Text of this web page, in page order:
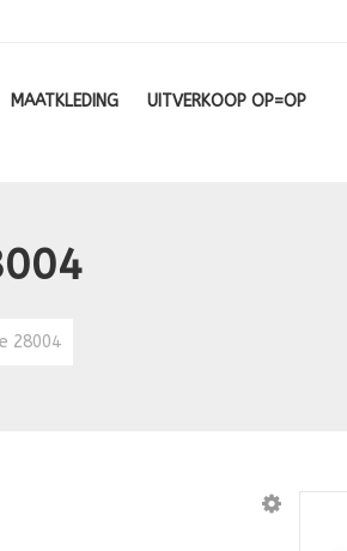
MAATKLEDING UITVERKOOP OP=OP
28004